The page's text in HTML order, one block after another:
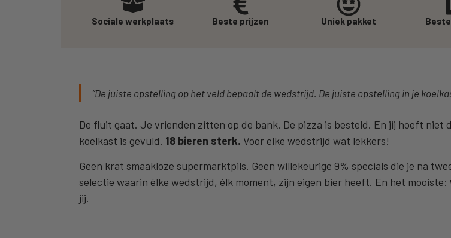
Sociale werkplaats Beste prijzen Uniek pakket
“De juiste opstelling op het veld bepaalt de wedstrijd. De juiste opstelling in je
De fluit gaat. Je vrienden zitten op de bank. De pizza is besteld. En jij hoeft
koelkast is gevuld. 18 bieren sterk. Voor elke wedstrijd wat lekkers!
Geen krat smaakloze supermarktpils. Geen willekeurige 9% specials die je na
selectie waarin élke wedstrijd, élk moment, zijn eigen bier heeft. En het mooiste:
jij.